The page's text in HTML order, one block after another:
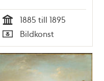
Tid
1885 till 1895
Bildkonst